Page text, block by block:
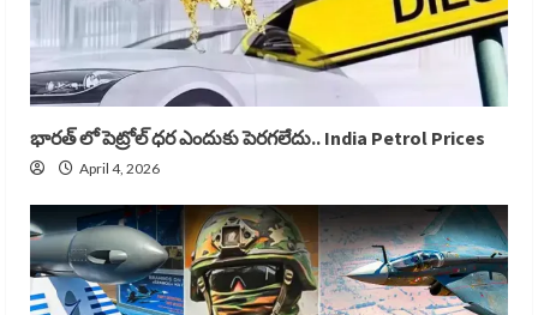
భారత్ లో పెట్రోల్ ధర ఎందుకు పెరగలేదు.. India Petrol Prices
April 4, 2026